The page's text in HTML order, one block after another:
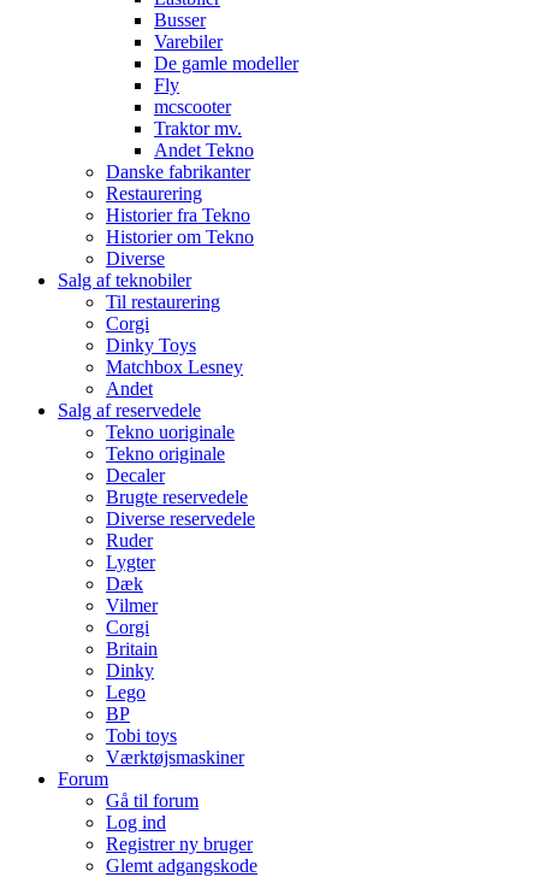
Busser
Varebiler
De gamle modeller
Fly
mcscooter
Traktor mv.
Andet Tekno
Danske fabrikanter
Restaurering
Historier fra Tekno
Historier om Tekno
Diverse
Salg af teknobiler
Til restaurering
Corgi
Dinky Toys
Matchbox Lesney
Andet
Salg af reservedele
Tekno uoriginale
Tekno originale
Decaler
Brugte reservedele
Diverse reservedele
Ruder
Lygter
Dæk
Vilmer
Corgi
Britain
Dinky
Lego
BP
Tobi toys
Værktøjsmaskiner
Forum
Gå til forum
Log ind
Registrer ny bruger
Glemt adgangskode